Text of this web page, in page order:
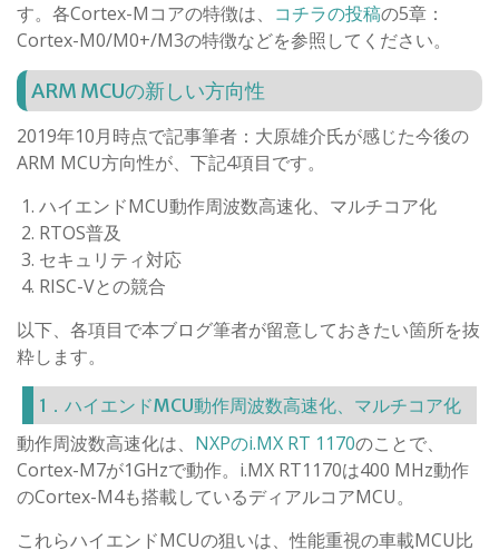
す。各Cortex-Mコアの特徴は、 コチラの投稿の5章：
Cortex-M0/M0+/M3の特徴などを参照してください。
ARM MCUの新しい方向性
2019年10月時点で記事筆者：大原雄介氏が感じた今後の
ARM MCU方向性が、下記4項目です。
ハイエンドMCU動作周波数高速化、マルチコア化
RTOS普及
セキュリティ対応
RISC-Vとの競合
以下、各項目で本ブログ筆者が留意しておきたい箇所を抜
粋します。
1．ハイエンドMCU動作周波数高速化、マルチコア化
動作周波数高速化は、 NXPのi.MX RT 1170のことで、
Cortex-M7が1GHzで動作。i.MX RT1170は400 MHz動作
のCortex-M4も搭載しているディアルコアMCU。
これらハイエンドMCUの狙いは、性能重視の車載MCU比